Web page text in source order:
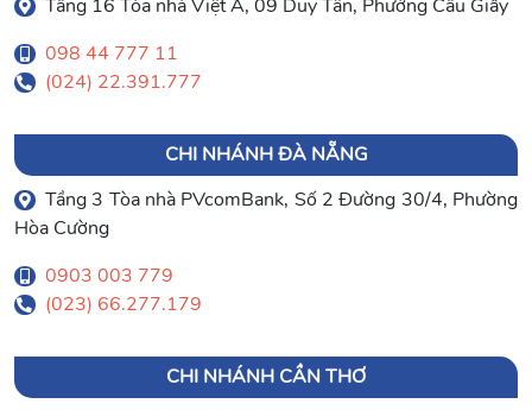
Tầng 16 Tòa nhà Việt Á, 09 Duy Tân, Phường Cầu Giấy
098 44 777 11
(024) 22.391.777
CHI NHÁNH ĐÀ NẴNG
Tầng 3 Tòa nhà PVcomBank, Số 2 Đường 30/4, Phường
Hòa Cường
0903 003 779
(023) 66.277.179
CHI NHÁNH CẦN THƠ